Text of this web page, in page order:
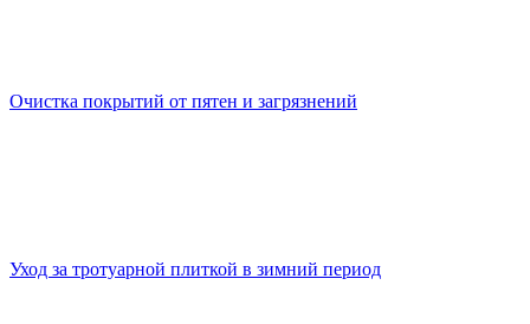
Очистка покрытий от пятен и загрязнений
Уход за тротуарной плиткой в зимний период